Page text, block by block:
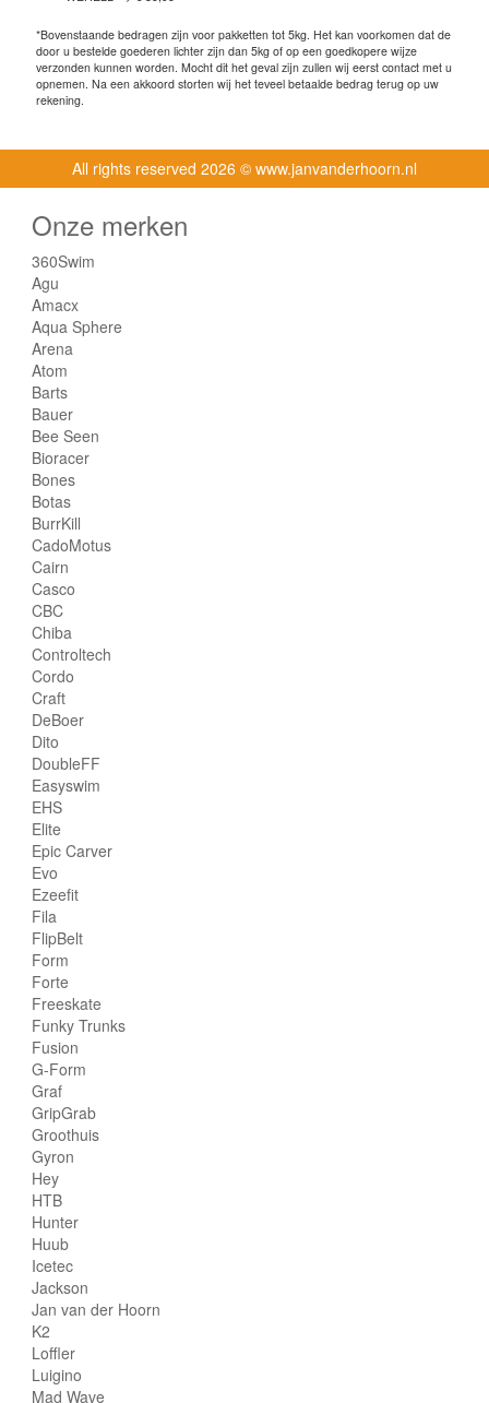
*Bovenstaande bedragen zijn voor pakketten tot 5kg. Het kan voorkomen dat de
door u bestelde goederen lichter zijn dan 5kg of op een goedkopere wijze
verzonden kunnen worden. Mocht dit het geval zijn zullen wij eerst contact met u
opnemen. Na een akkoord storten wij het teveel betaalde bedrag terug op uw
rekening.
All rights reserved 2026 © www.janvanderhoorn.nl
Onze merken
360Swim
Agu
Amacx
Aqua Sphere
Arena
Atom
Barts
Bauer
Bee Seen
Bioracer
Bones
Botas
BurrKill
CadoMotus
Cairn
Casco
CBC
Chiba
Controltech
Cordo
Craft
DeBoer
Dito
DoubleFF
Easyswim
EHS
Elite
Epic Carver
Evo
Ezeefit
Fila
FlipBelt
Form
Forte
Freeskate
Funky Trunks
Fusion
G-Form
Graf
GripGrab
Groothuis
Gyron
Hey
HTB
Hunter
Huub
Icetec
Jackson
Jan van der Hoorn
K2
Loffler
Luigino
Mad Wave